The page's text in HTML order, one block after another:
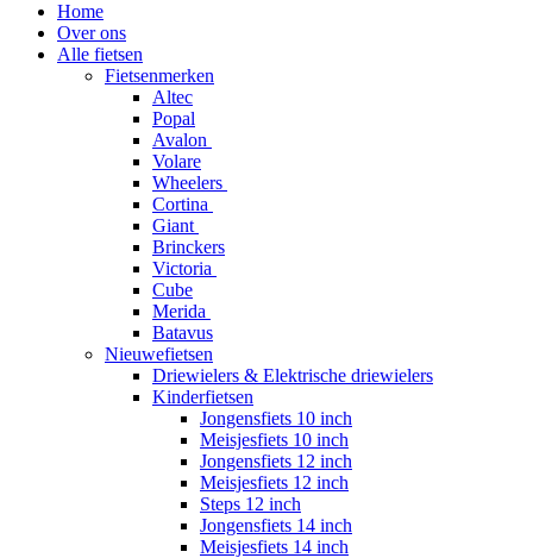
Home
Over ons
Alle fietsen
Fietsenmerken
Altec
Popal
Avalon
Volare
Wheelers
Cortina
Giant
Brinckers
Victoria
Cube
Merida
Batavus
Nieuwefietsen
Driewielers & Elektrische driewielers
Kinderfietsen
Jongensfiets 10 inch
Meisjesfiets 10 inch
Jongensfiets 12 inch
Meisjesfiets 12 inch
Steps 12 inch
Jongensfiets 14 inch
Meisjesfiets 14 inch